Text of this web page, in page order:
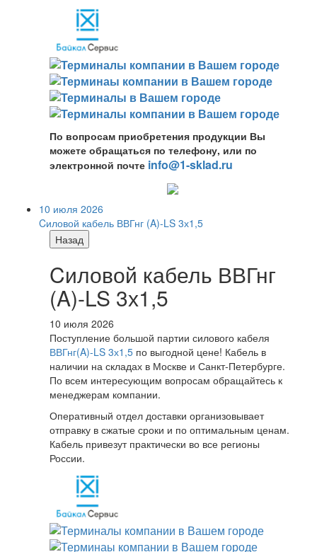
По вопросам приобретения продукции Вы
можете обращаться по телефону, или по
электронной почте info@1-sklad.ru
10 июля 2026
Cиловой кабель ВВГнг (A)-LS 3х1,5
Назад
Cиловой кабель ВВГнг
(A)-LS 3х1,5
10 июля 2026
Поступление большой партии силового кабеля
ВВГнг(A)-LS 3х1,5 по выгодной цене! Кабель в
наличии на складах в Москве и Санкт-Петербурге.
По всем интересующим вопросам обращайтесь к
менеджерам компании.
Оперативный отдел доставки организовывает
отправку в сжатые сроки и по оптимальным ценам.
Кабель привезут практически во все регионы
России.